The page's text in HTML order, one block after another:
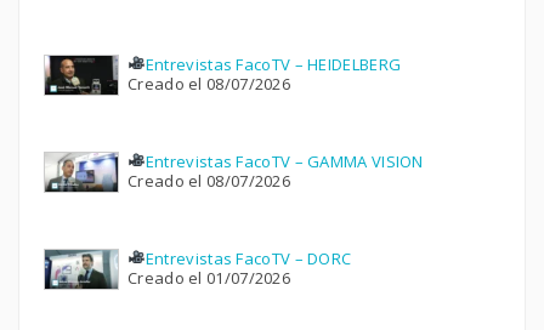
Entrevistas FacoTV – HEIDELBERG
Creado el 08/07/2026
Entrevistas FacoTV – GAMMA VISION
Creado el 08/07/2026
Entrevistas FacoTV – DORC
Creado el 01/07/2026